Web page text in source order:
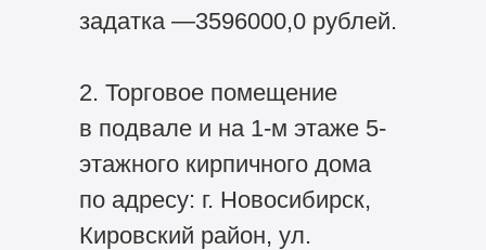
задатка —3596000,0 рублей.
2. Торговое помещение
в подвале и на 1-м этаже 5-
этажного кирпичного дома
по адресу: г. Новосибирск,
Кировский район, ул.